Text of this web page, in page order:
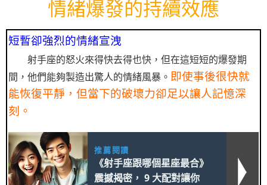
情緒爆發的持續效應
短暫卻強烈的情緒宣洩
射手座的怒火來得快去得也快，但在這短短的爆發期
間，他們能夠製造出驚人的情緒風暴。 即使事後很快就
能恢復平靜，但當下的破壞力卻足以讓人記憶深
刻。
推薦閱讀
《射手座跟哪個星座最合》
震撼揭密， 9 大配對讓你